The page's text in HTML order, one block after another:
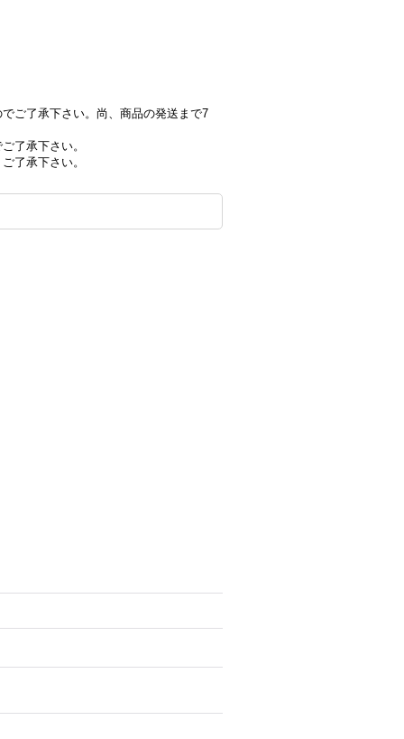
ご了承下さい。尚、商品の発送まで7
了承下さい。
了承下さい。